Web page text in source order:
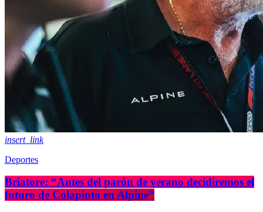
insert_link
Deportes
Briatore: “Antes del parón de verano decidiremos el
futuro de Colapinto en Alpine”